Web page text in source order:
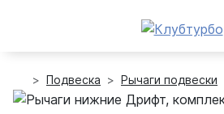
Подвеска Рычаги подвески